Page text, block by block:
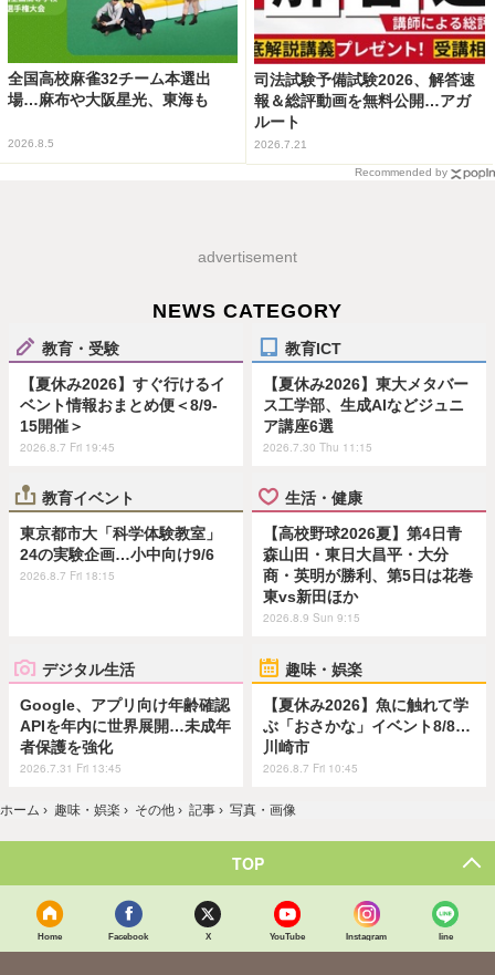
全国高校麻雀32チーム本選出
場…麻布や大阪星光、東海も
2026.8.5
司法試験予備試験2026、解答速
報＆総評動画を無料公開…アガ
ルート
2026.7.21
Recommended by
advertisement
NEWS CATEGORY
教育・受験
【夏休み2026】すぐ行けるイ
ベント情報おまとめ便＜8/9-
15開催＞
2026.8.7 Fri 19:45
教育ICT
【夏休み2026】東大メタバー
ス工学部、生成AIなどジュニ
ア講座6選
2026.7.30 Thu 11:15
教育イベント
東京都市大「科学体験教室」
24の実験企画…小中向け9/6
2026.8.7 Fri 18:15
生活・健康
【高校野球2026夏】第4日青
森山田・東日大昌平・大分
商・英明が勝利、第5日は花巻
東vs新田ほか
2026.8.9 Sun 9:15
デジタル生活
Google、アプリ向け年齢確認
APIを年内に世界展開…未成年
者保護を強化
2026.7.31 Fri 13:45
趣味・娯楽
【夏休み2026】魚に触れて学
ぶ「おさかな」イベント8/8…
川崎市
2026.8.7 Fri 10:45
ホーム › 趣味・娯楽 › その他 › 記事 › 写真・画像
TOP
Home Facebook X YouTube Instagram line